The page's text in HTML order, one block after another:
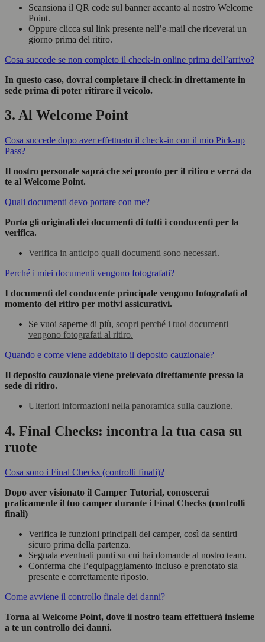
Scansiona il QR code sul banner accanto al nostro Welcome
Point.
Oppure clicca sul link presente nell’e-mail che riceverai un
giorno prima del ritiro.
Cosa succede se non completo il check-in online prima dell’arrivo?
In questo caso, dovrai completare il check-in direttamente in
sede prima di poter ritirare il veicolo.
3. Al Welcome Point
Cosa succede dopo aver effettuato il check-in con il mio Pick-up
Pass?
Il nostro personale saprà che sei pronto per il ritiro e verrà da
te al Welcome Point.
Quali documenti devo portare con me?
Porta gli originali dei documenti di tutti i conducenti per la
verifica.
Verifica in anticipo quali documenti sono necessari.
Perché i miei documenti vengono fotografati?
I documenti del conducente principale vengono fotografati al
momento del ritiro per motivi assicurativi.
Se vuoi saperne di più, scopri perché i tuoi documenti
vengono fotografati al ritiro.
Quando e come viene addebitato il deposito cauzionale?
Il deposito cauzionale viene prelevato direttamente presso la
sede di ritiro.
Ulteriori informazioni nella panoramica sulla cauzione.
4. Final Checks: incontra la tua casa su
ruote
Cosa sono i Final Checks (controlli finali)?
Dopo aver visionato il Camper Tutorial, conoscerai
praticamente il tuo camper durante i Final Checks (controlli
finali)
Verifica le funzioni principali del camper, così da sentirti
sicuro prima della partenza.
Segnala eventuali punti su cui hai domande al nostro team.
Conferma che l’equipaggiamento incluso e prenotato sia
presente e correttamente riposto.
Come avviene il controllo finale dei danni?
Torna al Welcome Point, dove il nostro team effettuerà insieme
a te un controllo dei danni.